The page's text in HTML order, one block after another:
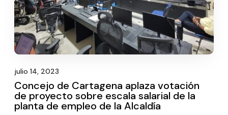
julio 14, 2023
Concejo de Cartagena aplaza votación
de proyecto sobre escala salarial de la
planta de empleo de la Alcaldía